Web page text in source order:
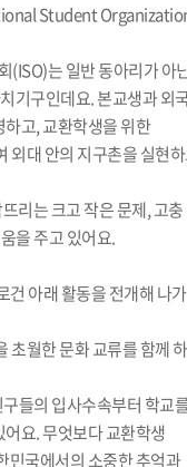
Student
(ISO)는 일반 동아리가 아
기구인데요. 본교생과 외
고, 교환학생을 위한
외대 안의 지구촌을 실현
리는 크고 작은 문제, 고충
을 주고 있어요.
아래 활동을 전개해 나
초월한 문화 교류를 함께
들의 입사수속부터 학교
요. 무엇보다 교환학생
민국에서의 소중한 추억과